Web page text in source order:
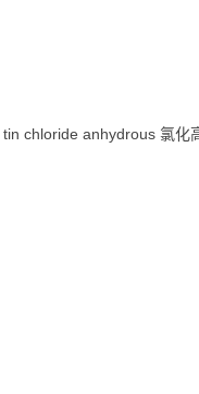
chloride anhydrous 氯化